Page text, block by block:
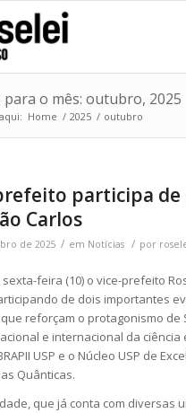
o mês: outubro, 2025
Home / 2025 / outubro
participa de
Carlos
de 2025 / em Notícias / por
sexta-feira (10) o vice-prefeito
de dois importantes
que reforçam o protagonismo de
e internacional da ciência
USP e o Núcleo USP de
Quânticas.
que já conta com diversas